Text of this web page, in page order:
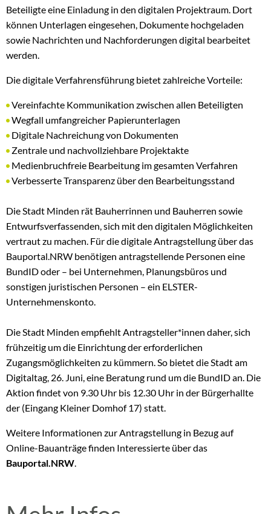
Beteiligte eine Einladung in den digitalen Projektraum. Dort
können Unterlagen eingesehen, Dokumente hochgeladen
sowie Nachrichten und Nachforderungen digital bearbeitet
werden.
Die digitale Verfahrensführung bietet zahlreiche Vorteile:
Vereinfachte Kommunikation zwischen allen Beteiligten
Wegfall umfangreicher Papierunterlagen
Digitale Nachreichung von Dokumenten
Zentrale und nachvollziehbare Projektakte
Medienbruchfreie Bearbeitung im gesamten Verfahren
Verbesserte Transparenz über den Bearbeitungsstand
Die Stadt Minden rät Bauherrinnen und Bauherren sowie
Entwurfsverfassenden, sich mit den digitalen Möglichkeiten
vertraut zu machen. Für die digitale Antragstellung über das
Bauportal.NRW benötigen antragstellende Personen eine
BundID oder – bei Unternehmen, Planungsbüros und
sonstigen juristischen Personen – ein ELSTER-
Unternehmenskonto.
Die Stadt Minden empfiehlt Antragsteller*innen daher, sich
frühzeitig um die Einrichtung der erforderlichen
Zugangsmöglichkeiten zu kümmern. So bietet die Stadt am
Digitaltag, 26. Juni, eine Beratung rund um die BundID an. Die
Aktion findet von 9.30 Uhr bis 12.30 Uhr in der Bürgerhallte
der (Eingang Kleiner Domhof 17) statt.
Weitere Informationen zur Antragstellung in Bezug auf
Online-Bauanträge finden Interessierte über das
Bauportal.NRW